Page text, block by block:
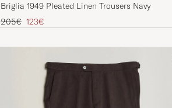
Briglia 1949 Pleated Linen Trousers Navy
Regulärer Preis
205€ Reduzierter Preis
123€